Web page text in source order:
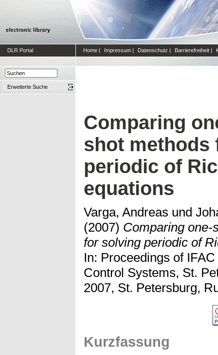
DLR Portal Home | Impressum | Datenschutz | Barrierefreiheit |
Erweiterte Suche
Comparing
shot methods
periodic of
equations
Varga, Andreas und
(2007) Comparing one-
for solving periodic of
In: Proceedings of
Control Systems, St.
2007, St. Petersburg,
Kurzfassung